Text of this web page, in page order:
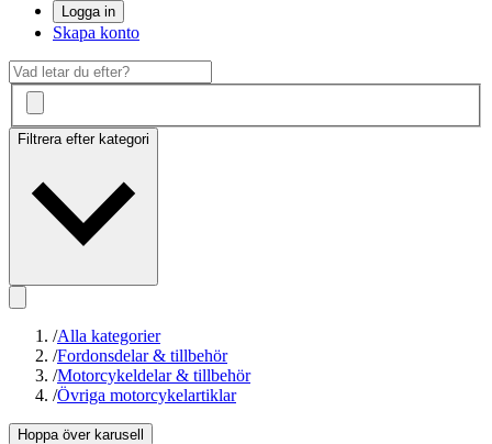
Logga in
Skapa konto
Filtrera efter kategori
/Alla kategorier
/Fordonsdelar & tillbehör
/Motorcykeldelar & tillbehör
/Övriga motorcykelartiklar
Hoppa över karusell